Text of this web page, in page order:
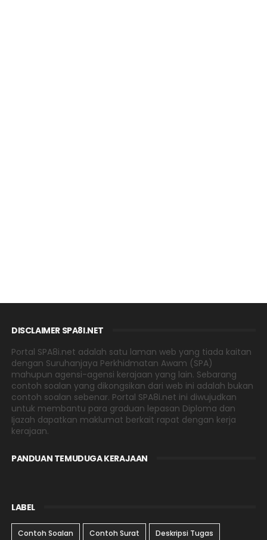
DISCLAIMER SPA8I.NET
Portal SPA8i.net adalah satu laman web yang tiada kaitan
dengan Suruhanjaya Perkhidmatan Awam (SPA)
mahupun agensi-agensi kerajaan yang lain. Sebarang
contoh soalan yang dikongsikan dari web ini adalah bukan
contoh soalan sebenar. Portal SPA8i.net ini diwujudkan
untuk membantu para graduan lepasan Diploma dan
Ijazah dapatkan maklumat berkait rapat dengan kerja
kerajaan.
PANDUAN TEMUDUGA KERAJAAN
LABEL
Contoh Soalan Contoh Surat Deskripsi Tugas